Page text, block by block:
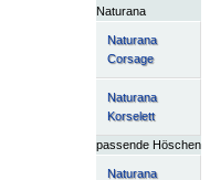
Naturana
Naturana
Corsage
Naturana
Korselett
passende Höschen
Naturana